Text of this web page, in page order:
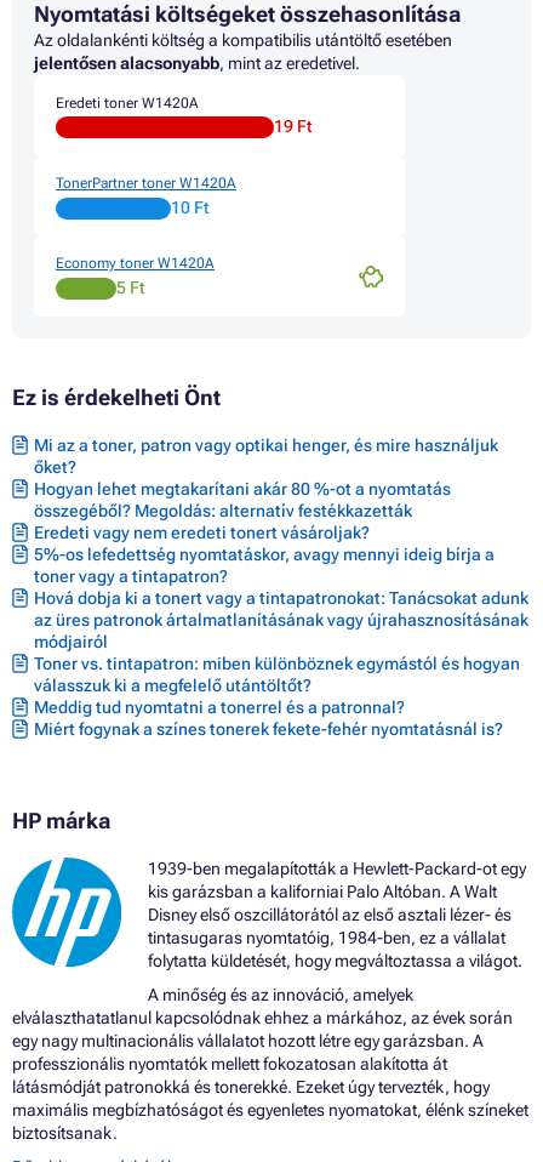
Toner HP LASERJET M110W
Toner HP LASERJET M110WE
Toner HP LASERJET M112
Toner HP LASERJET M112W
Toner HP LASERJET M112WE
Toner HP LASERJET MFP M139 SERIES
Toner HP LASERJET MFP M139A
Toner HP LASERJET MFP M139W
Toner HP LASERJET MFP M140A
Toner HP LASERJET MFP M140W
Toner HP LASERJET MFP M142WE
Nyomtatási költségeket összehasonlítása
Az oldalankénti költség a kompatibilis utántöltő esetében
jelentősen alacsonyabb, mint az eredetivel.
Eredeti toner W1420A
19 Ft
TonerPartner toner W1420A
10 Ft
Economy toner W1420A
5 Ft
Ez is érdekelheti Önt
Mi az a toner, patron vagy optikai henger, és mire használjuk
őket?
Hogyan lehet megtakarítani akár 80 %-ot a nyomtatás
összegéből? Megoldás: alternatív festékkazetták
Eredeti vagy nem eredeti tonert vásároljak?
5%-os lefedettség nyomtatáskor, avagy mennyi ideig bírja a
toner vagy a tintapatron?
Hová dobja ki a tonert vagy a tintapatronokat: Tanácsokat adunk
az üres patronok ártalmatlanításának vagy újrahasznosításának
módjairól
Toner vs. tintapatron: miben különböznek egymástól és hogyan
válasszuk ki a megfelelő utántöltőt?
Meddig tud nyomtatni a tonerrel és a patronnal?
Miért fogynak a színes tonerek fekete-fehér nyomtatásnál is?
HP márka
1939-ben megalapították a Hewlett-Packard-ot egy
kis garázsban a kaliforniai Palo Altóban. A Walt
Disney első oszcillátorától az első asztali lézer- és
tintasugaras nyomtatóig, 1984-ben, ez a vállalat
folytatta küldetését, hogy megváltoztassa a világot.
A minőség és az innováció, amelyek
elválaszthatatlanul kapcsolódnak ehhez a márkához, az évek során
egy nagy multinacionális vállalatot hozott létre egy garázsban. A
professzionális nyomtatók mellett fokozatosan alakította át
látásmódját patronokká és tonerekké. Ezeket úgy tervezték, hogy
maximális megbízhatóságot és egyenletes nyomatokat, élénk színeket
biztosítsanak.